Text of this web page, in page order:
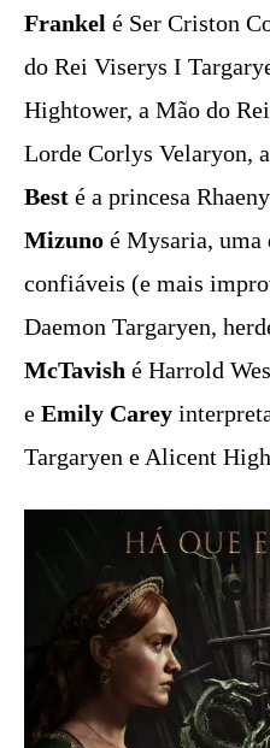
Frankel é Ser Criston
do Rei Viserys I
Hightower, a Mão do
Lorde Corlys Velaryon,
Best é a princesa
Mizuno é Mysaria, uma
confiáveis (e mais
Daemon Targaryen,
McTavish é Harrold
e Emily Carey
Targaryen e Alicent